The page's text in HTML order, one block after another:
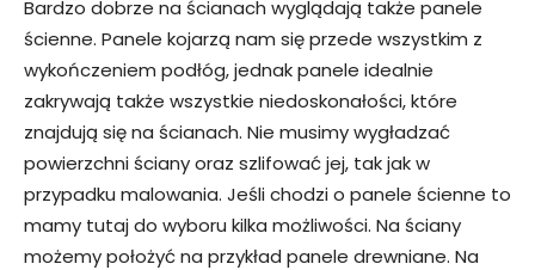
Bardzo dobrze na ścianach wyglądają także panele
ścienne. Panele kojarzą nam się przede wszystkim z
wykończeniem podłóg, jednak panele idealnie
zakrywają także wszystkie niedoskonałości, które
znajdują się na ścianach. Nie musimy wygładzać
powierzchni ściany oraz szlifować jej, tak jak w
przypadku malowania. Jeśli chodzi o panele ścienne to
mamy tutaj do wyboru kilka możliwości. Na ściany
możemy położyć na przykład panele drewniane. Na